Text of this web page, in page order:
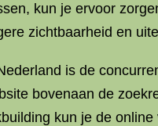
kun je ervoor
zichtbaarheid en
is de
bovenaan de
kun je de